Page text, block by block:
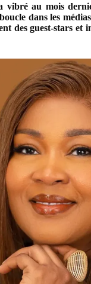
au mois
dans les
des guest-stars et